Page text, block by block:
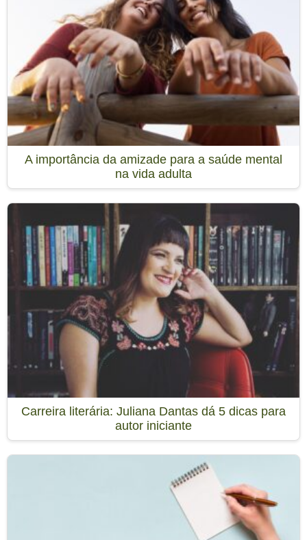
A importância da amizade para a saúde mental
na vida adulta
Carreira literária: Juliana Dantas dá 5 dicas para
autor iniciante